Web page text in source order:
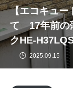
【エコキュー
て 17年前の
クHE-
2025.09.15